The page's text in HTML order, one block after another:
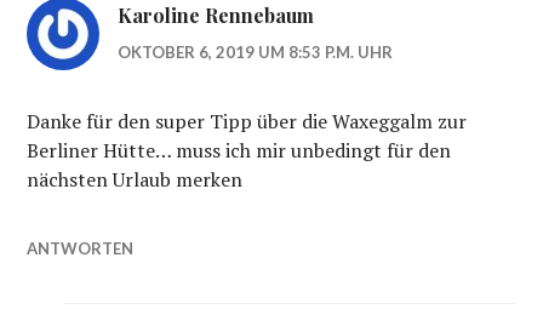
Karoline Rennebaum
OKTOBER 6, 2019 UM 8:53 P.M. UHR
Danke für den super Tipp über die Waxeggalm zur
Berliner Hütte… muss ich mir unbedingt für den
nächsten Urlaub merken
ANTWORTEN